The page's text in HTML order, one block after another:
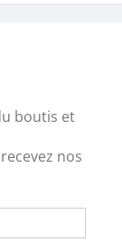
boutis et
nos